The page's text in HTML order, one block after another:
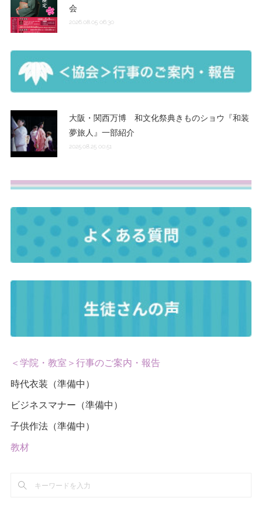
会
2026.08.05 06:30
大阪・関西万博 和文化祭典きものショウ『和装
夢旅人』一部紹介
2025.08.25 00:51
＜学院・教室＞行事のご案内・報告
時代衣装（準備中）
ビジネスマナー（準備中）
子供作法（準備中）
教材